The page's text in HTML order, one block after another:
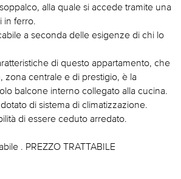
alla quale si accede tramite una
in ferro.
a seconda delle esigenze di chi lo
di questo appartamento, che
zona centrale e di prestigio, è la
balcone interno collegato alla cucina.
di sistema di climatizzazione.
di essere ceduto arredato.
. PREZZO TRATTABILE